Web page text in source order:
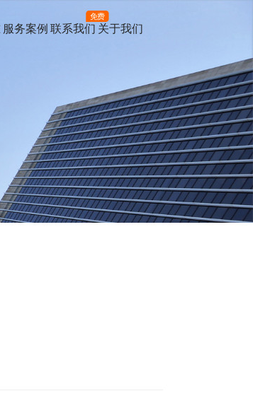
服务案例 联系我们
免费
关于我们